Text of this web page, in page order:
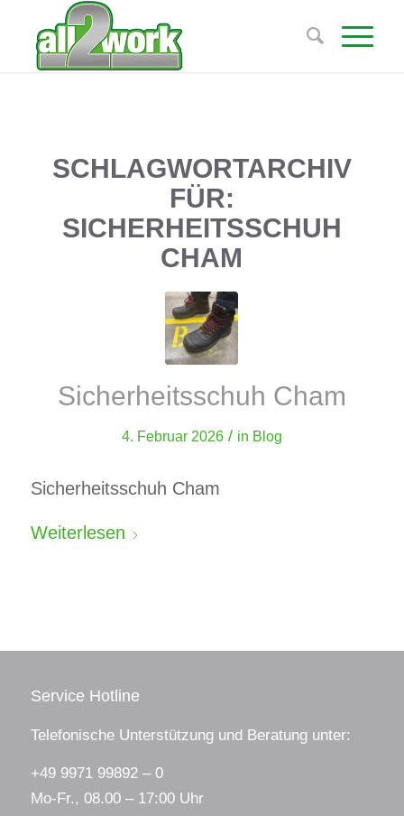
SCHLAGWORTARCHIV
FÜR:
SICHERHEITSSCHUH
CHAM
Sicherheitsschuh Cham
4. Februar 2026 / in Blog
Sicherheitsschuh Cham
Weiterlesen
Service Hotline
Telefonische Unterstützung und Beratung unter:
+49 9971 99892 – 0
Mo-Fr., 08.00 – 17:00 Uhr